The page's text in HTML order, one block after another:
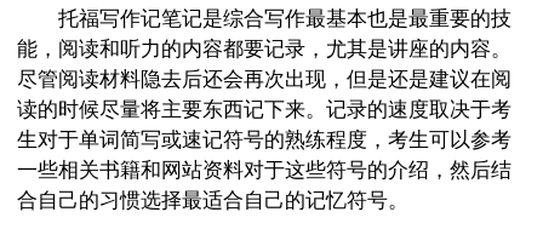
托福写作记笔记是综合写作最基本也是最重要的技
能，阅读和听力的内容都要记录，尤其是讲座的内容。
尽管阅读材料隐去后还会再次出现，但是还是建议在阅
读的时候尽量将主要东西记下来。记录的速度取决于考
生对于单词简写或速记符号的熟练程度，考生可以参考
一些相关书籍和网站资料对于这些符号的介绍，然后结
合自己的习惯选择最适合自己的记忆符号。